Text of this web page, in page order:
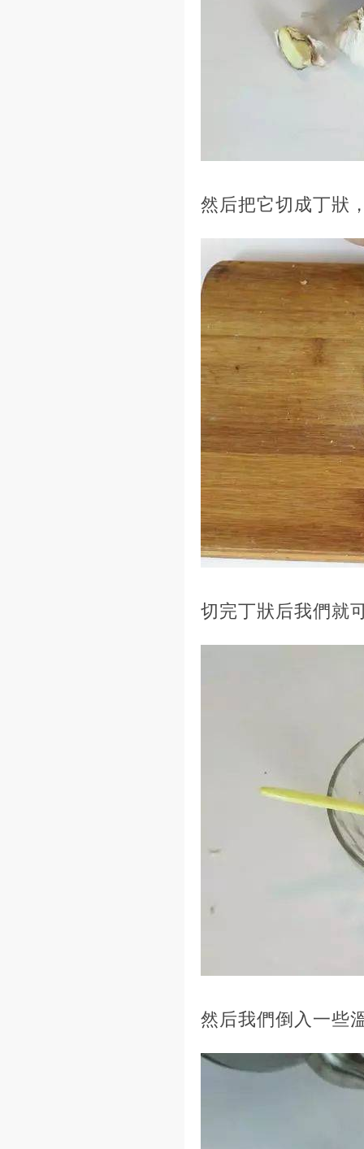
然后把它切成丁狀
切完丁狀后我們就
然后我們倒入一些